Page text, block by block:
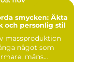
smycken: Äkta
och personlig stil
massproduktion
något som
mäns...